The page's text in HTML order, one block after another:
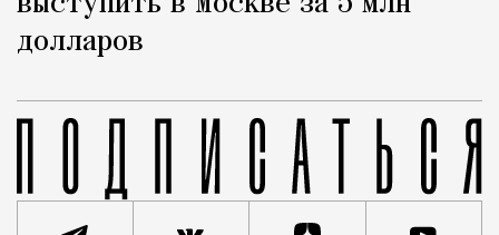
долларов